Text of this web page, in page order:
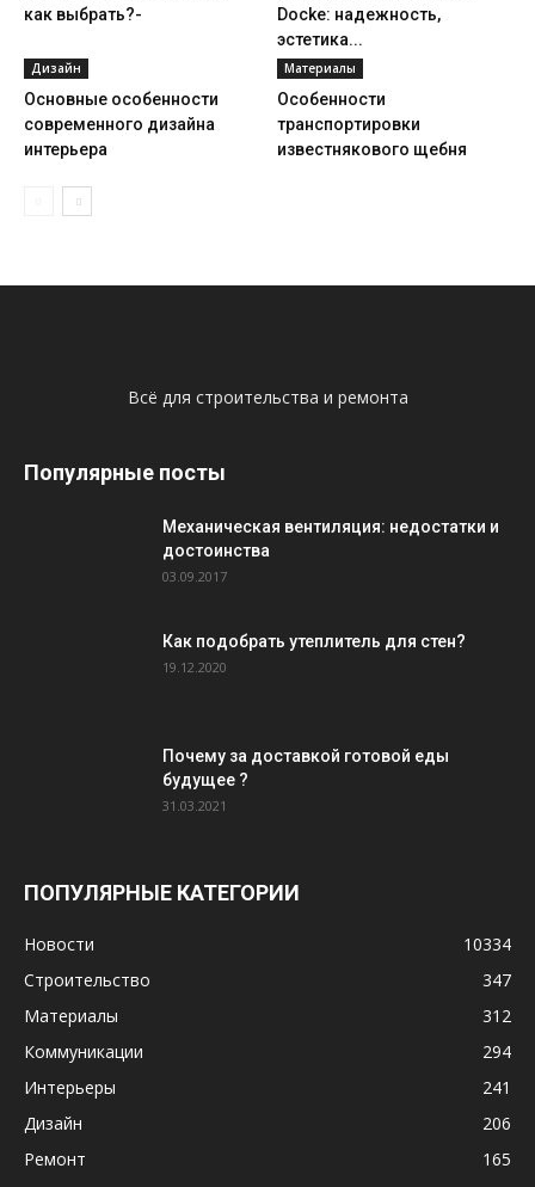
как выбрать?-
Docke: надежность,
эстетика...
Дизайн
Основные особенности
современного дизайна
интерьера
Материалы
Особенности
транспортировки
известнякового щебня
Всё для строительства и ремонта
Популярные посты
Механическая вентиляция: недостатки и
достоинства
03.09.2017
Как подобрать утеплитель для стен?
19.12.2020
Почему за доставкой готовой еды
будущее ?
31.03.2021
ПОПУЛЯРНЫЕ КАТЕГОРИИ
Новости
10334
Строительство
347
Материалы
312
Коммуникации
294
Интерьеры
241
Дизайн
206
Ремонт
165